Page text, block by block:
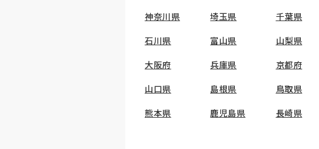
神奈川県 埼玉県 千葉県
石川県 富山県 山梨県
大阪府 兵庫県 京都府
山口県 島根県 鳥取県
熊本県 鹿児島県 長崎県